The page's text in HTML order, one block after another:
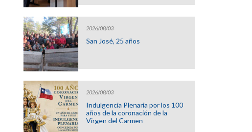
2026/08/03
San José, 25 años
2026/08/03
Indulgencia Plenaria por los 100
años de la coronación de la
Virgen del Carmen